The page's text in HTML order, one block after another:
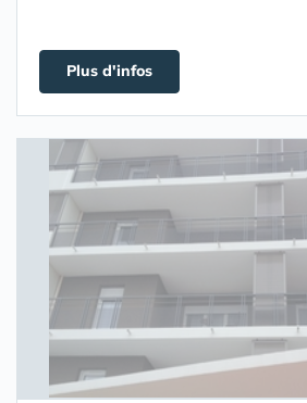
Plus d'infos